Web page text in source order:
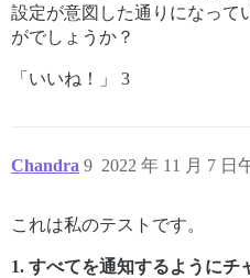
設定が意図した通りになって
がでしょうか？
「いいね！」 3
Chandra 2022 年 11 月 7 日
9
これは私のテストです。
1. すべてを通知するようにチ